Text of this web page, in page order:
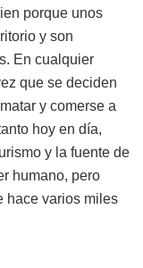
porque unos
y son
En cualquier
que se deciden
y comerse a
hoy en día,
y la fuente de
humano, pero
hace varios miles